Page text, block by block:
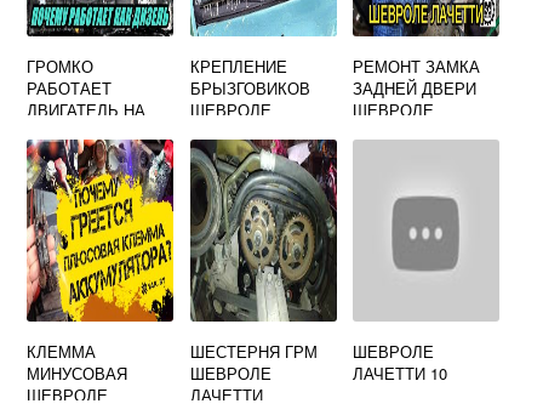
ГРОМКО
РАБОТАЕТ
ДВИГАТЕЛЬ НА
ЛАЧЕТТИ
КРЕПЛЕНИЕ
БРЫЗГОВИКОВ
ШЕВРОЛЕ
РЕМОНТ ЗАМКА
ЗАДНЕЙ ДВЕРИ
ШЕВРОЛЕ
КЛЕММА
МИНУСОВАЯ
ШЕВРОЛЕ
ШЕСТЕРНЯ ГРМ
ШЕВРОЛЕ
ЛАЧЕТТИ
ШЕВРОЛЕ
ЛАЧЕТТИ 10